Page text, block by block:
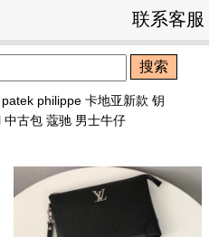
联系客服
搜索
patek philippe 卡地亚新款 钥
中古包 蔻驰 男士牛仔